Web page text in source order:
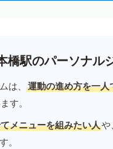
橋駅のパーソナル
は、 運動の進め方を一
す。
メニューを組みたい人や
。